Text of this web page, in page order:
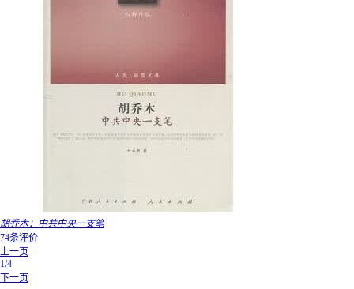
胡乔木：中共中央一支笔
74条评价
上一页
1/4
下一页